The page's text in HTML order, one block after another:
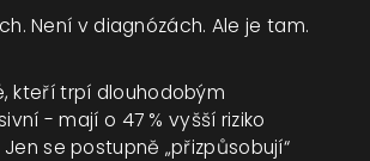
Není v diagnózách. Ale je tam.
kteří trpí dlouhodobým
- mají o 47 % vyšší riziko
se postupně „přizpůsobují“